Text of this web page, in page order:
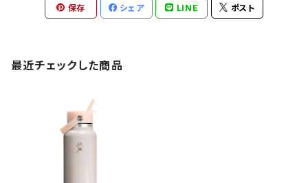
保存 シェア LINE ポスト
最近チェックした商品